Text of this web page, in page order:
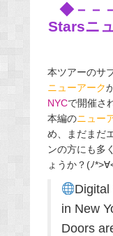
◆－－
Starsニ
本ツアーのサ
ニューアーク
NYCで開催さ
本編のニュー
め、まだまだ
ンの方にも多
ょうか？(ﾉ
Digital
in New
Doors